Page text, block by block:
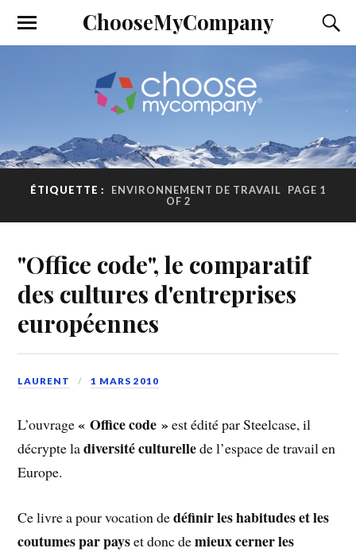
ChooseMyCompany
ÉTIQUETTE : ENVIRONNEMENT DE TRAVAIL
PAGE 1
OF 2
"Office code", le comparatif
des cultures d'entreprises
européennes
LAURENT 1 MARS 2010
L’ouvrage« Office code »est édité par Steelcase, il
décrypte ladiversité culturellede l’espace de travail en
Europe.
Ce livre a pour vocation dedéfinir les habitudes et les
coutumes par payset donc demieux cerner les